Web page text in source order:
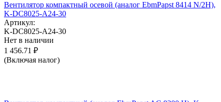
Вентилятор компактный осевой (аналог EbmPapst 8414 N/2H),
K-DC8025-A24-30
Артикул:
K-DC8025-A24-30
Нет в наличии
1 456.71 ₽
(Включая налог)